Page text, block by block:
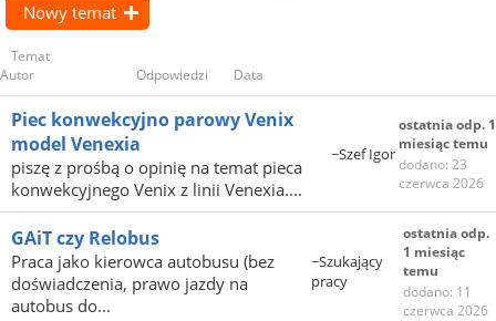
Nowy temat
Temat
Autor
Odpowiedzi Data
Piec konwekcyjno parowy Venix
model Venexia
piszę z prośbą o opinię na temat pieca
konwekcyjnego Venix z linii Venexia....
~Szef Igor
ostatnia odp. 1
miesiąc temu
dodano: 23
czerwca 2026
GAiT czy Relobus
Praca jako kierowca autobusu (bez
doświadczenia, prawo jazdy na
autobus do...
~Szukający
pracy
ostatnia odp.
1 miesiąc
temu
dodano: 11
czerwca 2026